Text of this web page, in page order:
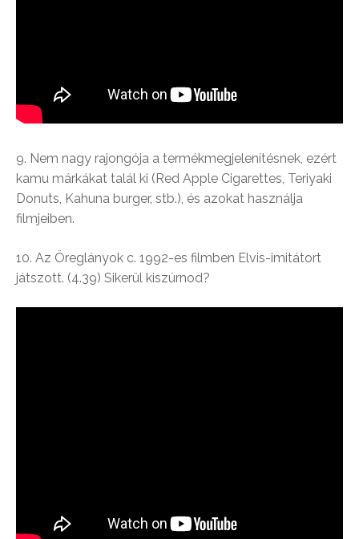
9. Nem nagy rajongója a termékmegjelenítésnek, ezért
kamu márkákat talál ki (Red Apple Cigarettes, Teriyaki
Donuts, Kahuna burger, stb.), és azokat használja
filmjeiben.
10. Az Öreglányok c. 1992-es filmben Elvis-imitátort
játszott. (4.39) Sikerül kiszúrnod?